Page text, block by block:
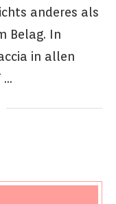
anderes als
Belag. In
in allen
…